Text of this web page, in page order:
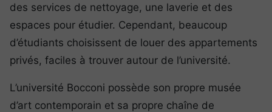
des services de nettoyage, une laverie et des
espaces pour étudier. Cependant, beaucoup
d’étudiants choisissent de louer des appartements
privés, faciles à trouver autour de l’université.
L’université Bocconi possède son propre musée
d’art contemporain et sa propre chaîne de